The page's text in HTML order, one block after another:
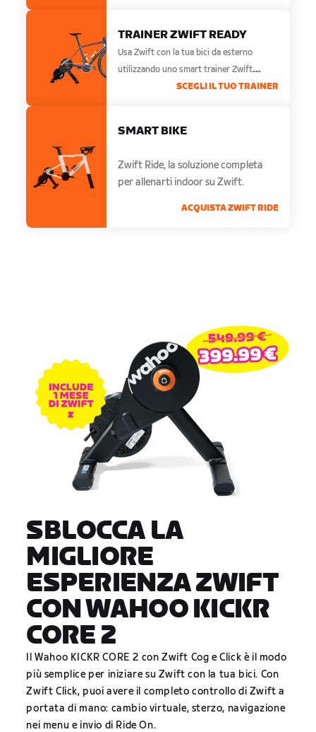
TRAINER ZWIFT READY
Usa Zwift con la tua bici da esterno
utilizzando uno smart trainer Zwift
SCEGLI IL TUO TRAINER
SMART BIKE
Zwift Ride, la soluzione completa
per allenarti indoor su Zwift.
ACQUISTA ZWIFT RIDE
SBLOCCA LA
MIGLIORE
ESPERIENZA ZWIFT
CON WAHOO KICKR
CORE 2
Il Wahoo KICKR CORE 2 con Zwift Cog e Click è il modo
più semplice per iniziare su Zwift con la tua bici. Con
Zwift Click, puoi avere il completo controllo di Zwift a
portata di mano: cambio virtuale, sterzo, navigazione
nei menu e invio di Ride On.